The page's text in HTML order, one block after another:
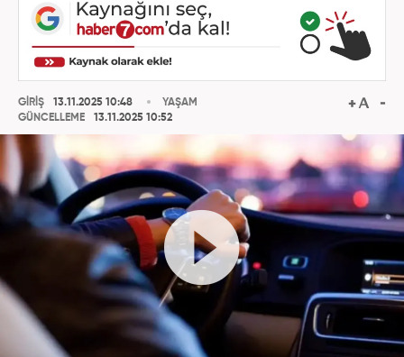
GİRİŞ
13.11.2025 10:48
GÜNCELLEME
13.11.2025 10:52
YAŞAM